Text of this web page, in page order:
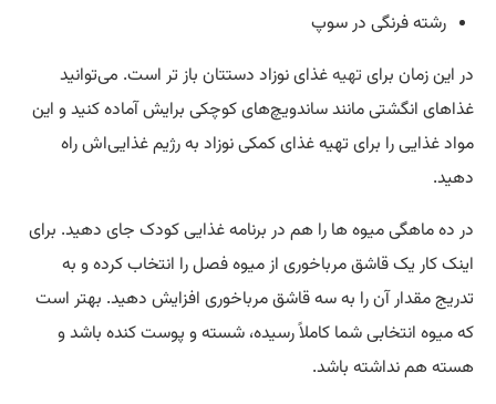
رشته فرنگی در سوپ
در این زمان برای تهیهغذای نوزاد دستتان باز تر است. می‌توانید
غذاهای انگشتی مانند ساندویچ‌های کوچکی برایش آماده کنید و این
مواد غذایی را برای تهیه غذای کمکی نوزاد به رژیم غذایی‌اش راه
دهید.
در ده ماهگی میوه ها را هم در برنامه غذایی کودک جای دهید. برای
اینک کار یک قاشق مرباخوری از میوه فصل را انتخاب کرده و به
تدریج مقدار آن را به سه قاشق مرباخوری افزایش دهید. بهتر است
که میوه انتخابی شما کاملاً رسیده، شسته و پوست کنده باشد و
هسته هم نداشته باشد.